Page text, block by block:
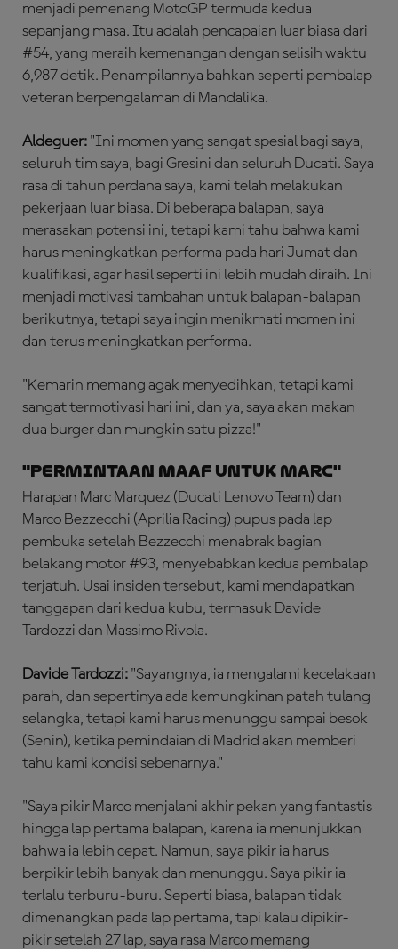
menjadi pemenang MotoGP termuda kedua
sepanjang masa. Itu adalah pencapaian luar biasa dari
#54, yang meraih kemenangan dengan selisih waktu
6,987 detik. Penampilannya bahkan seperti pembalap
veteran berpengalaman di Mandalika.
Aldeguer: "Ini momen yang sangat spesial bagi saya,
seluruh tim saya, bagi Gresini dan seluruh Ducati. Saya
rasa di tahun perdana saya, kami telah melakukan
pekerjaan luar biasa. Di beberapa balapan, saya
merasakan potensi ini, tetapi kami tahu bahwa kami
harus meningkatkan performa pada hari Jumat dan
kualifikasi, agar hasil seperti ini lebih mudah diraih. Ini
menjadi motivasi tambahan untuk balapan-balapan
berikutnya, tetapi saya ingin menikmati momen ini
dan terus meningkatkan performa.
"Kemarin memang agak menyedihkan, tetapi kami
sangat termotivasi hari ini, dan ya, saya akan makan
dua burger dan mungkin satu pizza!"
"Permintaan Maaf untuk Marc"
Harapan Marc Marquez (Ducati Lenovo Team) dan
Marco Bezzecchi (Aprilia Racing) pupus pada lap
pembuka setelah Bezzecchi menabrak bagian
belakang motor #93, menyebabkan kedua pembalap
terjatuh. Usai insiden tersebut, kami mendapatkan
tanggapan dari kedua kubu, termasuk Davide
Tardozzi dan Massimo Rivola.
Davide Tardozzi: "Sayangnya, ia mengalami kecelakaan
parah, dan sepertinya ada kemungkinan patah tulang
selangka, tetapi kami harus menunggu sampai besok
(Senin), ketika pemindaian di Madrid akan memberi
tahu kami kondisi sebenarnya."
"Saya pikir Marco menjalani akhir pekan yang fantastis
hingga lap pertama balapan, karena ia menunjukkan
bahwa ia lebih cepat. Namun, saya pikir ia harus
berpikir lebih banyak dan menunggu. Saya pikir ia
terlalu terburu-buru. Seperti biasa, balapan tidak
dimenangkan pada lap pertama, tapi kalau dipikir-
pikir setelah 27 lap, saya rasa Marco memang